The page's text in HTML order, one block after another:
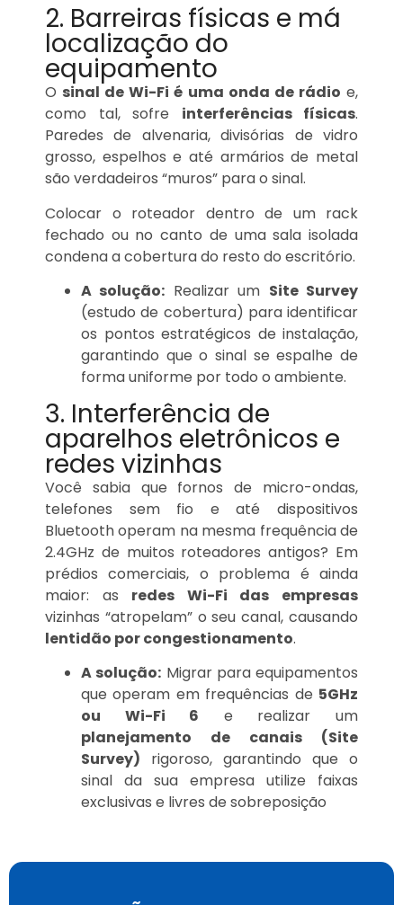
2. Barreiras físicas e má
localização do
equipamento
O sinal de Wi-Fi é uma onda de rádio e,
como tal, sofre interferências físicas.
Paredes de alvenaria, divisórias de vidro
grosso, espelhos e até armários de metal
são verdadeiros “muros” para o sinal.
Colocar o roteador dentro de um rack
fechado ou no canto de uma sala isolada
condena a cobertura do resto do escritório.
A solução: Realizar um Site Survey
(estudo de cobertura) para identificar
os pontos estratégicos de instalação,
garantindo que o sinal se espalhe de
forma uniforme por todo o ambiente.
3. Interferência de
aparelhos eletrônicos e
redes vizinhas
Você sabia que fornos de micro-ondas,
telefones sem fio e até dispositivos
Bluetooth operam na mesma frequência de
2.4GHz de muitos roteadores antigos? Em
prédios comerciais, o problema é ainda
maior: as redes Wi-Fi das empresas
vizinhas “atropelam” o seu canal, causando
lentidão por congestionamento.
A solução: Migrar para equipamentos
que operam em frequências de 5GHz
ou Wi-Fi 6 e realizar um
planejamento de canais (Site
Survey) rigoroso, garantindo que o
sinal da sua empresa utilize faixas
exclusivas e livres de sobreposição